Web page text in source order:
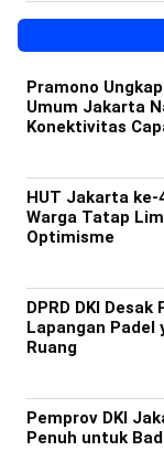
Pramono
Umum Jakarta
Konektivitas
HUT Jakarta ke-
Warga Tatap
Optimisme
DPRD DKI
Lapangan Padel
Ruang
Pemprov DKI
Penuh untuk